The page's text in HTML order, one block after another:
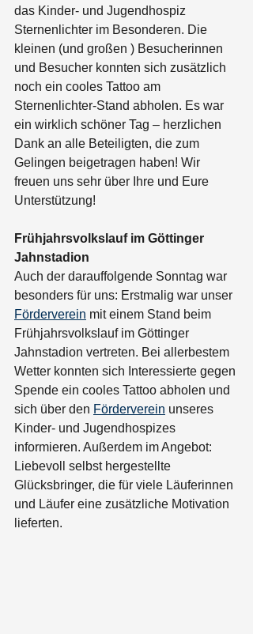
das Kinder- und Jugendhospiz
Sternenlichter im Besonderen. Die
kleinen (und großen ) Besucherinnen
und Besucher konnten sich zusätzlich
noch ein cooles Tattoo am
Sternenlichter-Stand abholen. Es war
ein wirklich schöner Tag – herzlichen
Dank an alle Beteiligten, die zum
Gelingen beigetragen haben! Wir
freuen uns sehr über Ihre und Eure
Unterstützung!
Frühjahrsvolkslauf im Göttinger
Jahnstadion
Auch der darauffolgende Sonntag war
besonders für uns: Erstmalig war unser
Förderverein mit einem Stand beim
Frühjahrsvolkslauf im Göttinger
Jahnstadion vertreten. Bei allerbestem
Wetter konnten sich Interessierte gegen
Spende ein cooles Tattoo abholen und
sich über den Förderverein unseres
Kinder- und Jugendhospizes
informieren. Außerdem im Angebot:
Liebevoll selbst hergestellte
Glücksbringer, die für viele Läuferinnen
und Läufer eine zusätzliche Motivation
lieferten.